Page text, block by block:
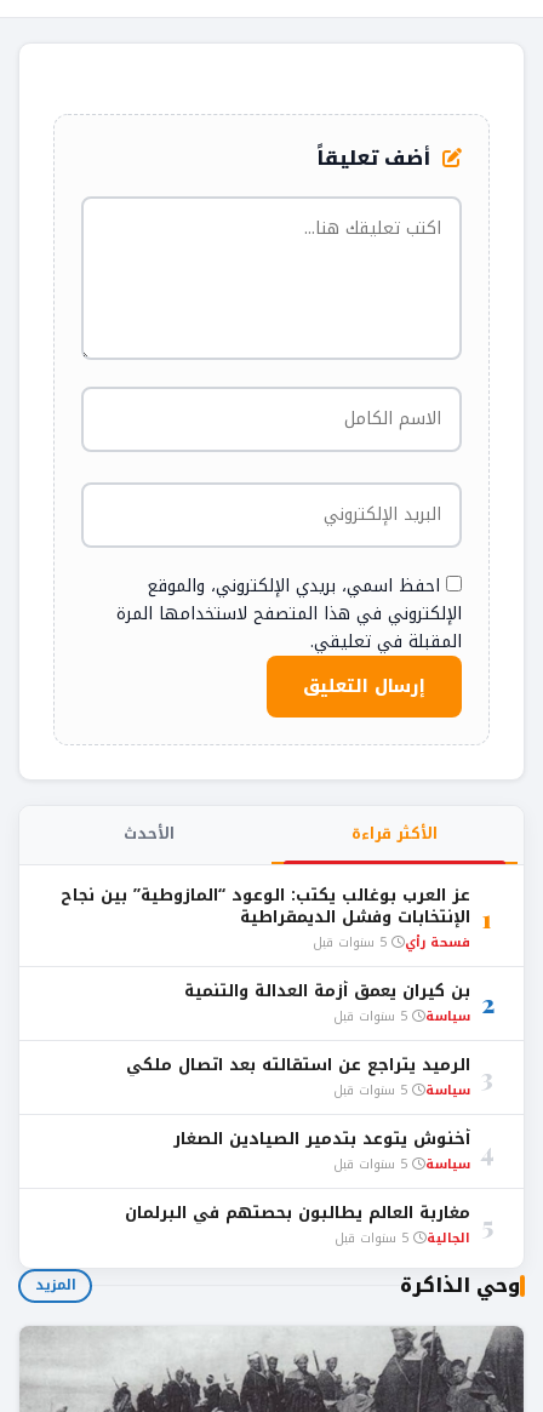
أضف تعليقاً
احفظ اسمي، بريدي الإلكتروني، والموقع
الإلكتروني في هذا المتصفح لاستخدامها المرة
المقبلة في تعليقي.
الأكثر قراءة الأحدث
1
عز العرب بوغالب يكتب: الوعود “المازوطية” بين نجاح
الإنتخابات وفشل الديمقراطية
فسحة رأي
2 بن كيران يعمق أزمة العدالة والتنمية
سياسة
3 الرميد يتراجع عن استقالته بعد اتصال ملكي
سياسة
4 أخنوش يتوعد بتدمير الصيادين الصغار
سياسة
5 مغاربة العالم يطالبون بحصتهم في البرلمان
الجالية
وحي الذاكرة المزيد